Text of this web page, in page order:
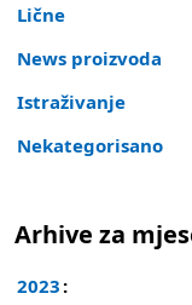
Lične
News proizvoda
Istraživanje
Nekategorisano
Arhive za
2023 :